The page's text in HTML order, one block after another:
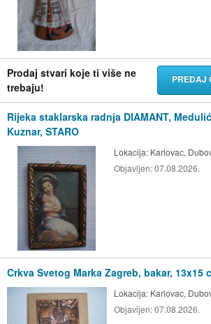
Prodaj stvari koje ti više ne
trebaju!
PREDAJ
Rijeka staklarska radnja DIAMANT,
Kuznar, STARO
Lokacija: Karlovac,
Objavljen:07.08.2026.
Crkva Svetog Marka Zagreb, bakar, 13x15
Lokacija: Karlovac,
Objavljen:07.08.2026.